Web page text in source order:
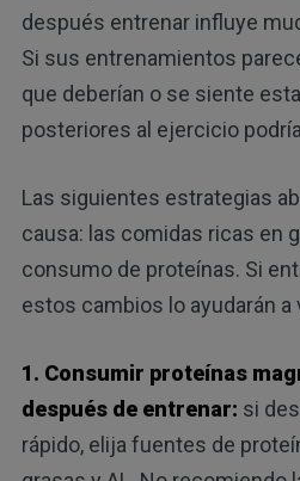
después entrenar influye
Si sus entrenamientos
que deberían o se siente
posteriores al ejercicio
Las siguientes estrategias
causa: las comidas ricas en
consumo de proteínas. Si
estos cambios lo ayudarán a
1. Consumir proteínas
después de entrenar: si
rápido, elija fuentes de